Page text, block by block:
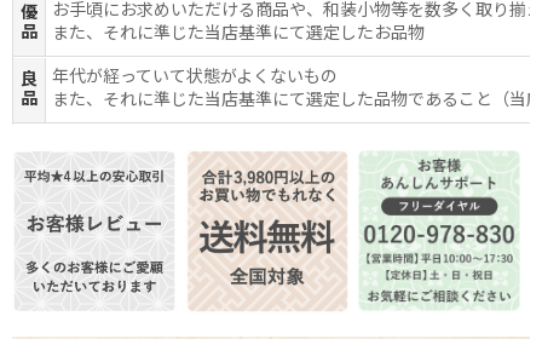
優
品
お手頃にお求めいただける商品や、和装小物等を数多く取り揃
また、それに準じた当店基準にて選定したお品物
良
品
年代が経っていて状態がよくないもの
また、それに準じた当店基準にて選定した品物であること（当